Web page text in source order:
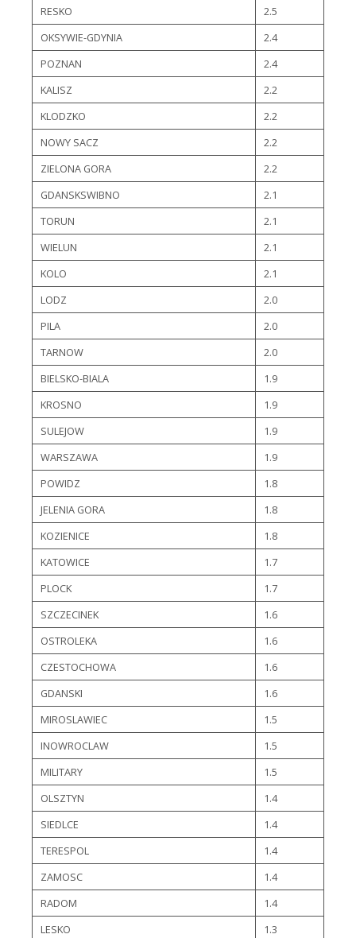
RESKO
2.5
OKSYWIE-GDYNIA
2.4
POZNAN
2.4
KALISZ
2.2
KLODZKO
2.2
NOWY SACZ
2.2
ZIELONA GORA
2.2
GDANSKSWIBNO
2.1
TORUN
2.1
WIELUN
2.1
KOLO
2.1
LODZ
2.0
PILA
2.0
TARNOW
2.0
BIELSKO-BIALA
1.9
KROSNO
1.9
SULEJOW
1.9
WARSZAWA
1.9
POWIDZ
1.8
JELENIA GORA
1.8
KOZIENICE
1.8
KATOWICE
1.7
PLOCK
1.7
SZCZECINEK
1.6
OSTROLEKA
1.6
CZESTOCHOWA
1.6
GDANSKI
1.6
MIROSLAWIEC
1.5
INOWROCLAW
1.5
MILITARY
1.5
OLSZTYN
1.4
SIEDLCE
1.4
TERESPOL
1.4
ZAMOSC
1.4
RADOM
1.4
LESKO
1.3